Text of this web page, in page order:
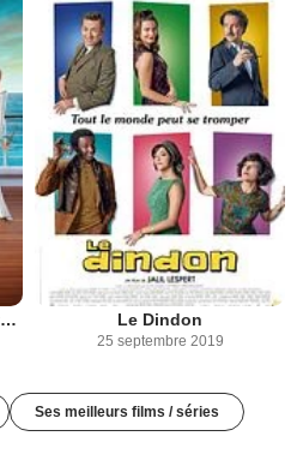
Hôtel Transylvanie 3 : Des vacances monstrueuses Le Dindon
25 septembre 2019
Ses meilleurs films / séries